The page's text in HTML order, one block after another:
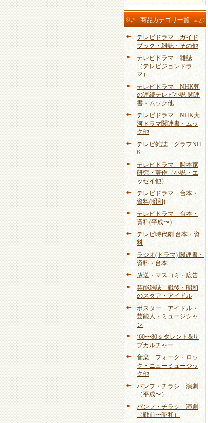
商品カテゴリ一覧
テレビドラマ ガイド
ブック・雑誌・その他
テレビドラマ 雑誌
（テレビジョンドラ
マ）
テレビドラマ NHK朝
の連続テレビ小説 関連
書・ムック他
テレビドラマ NHK大
河ドラマ関連書・ムッ
ク他
テレビ雑誌 グラフNH
K
テレビドラマ 脚本家
研究・著作（小説・エ
ッセイ他）
テレビドラマ 台本・
資料(昭和)
テレビドラマ 台本・
資料(平成〜)
テレビ時代劇 台本・資
料
ラジオ(ドラマ) 関連書・
資料・台本
放送・マスコミ・広告
芸能雑誌 戦後・昭和
のスタア・アイドル
ポスター アイドル・
芸能人・ミュージシャ
ン
‘60〜80ｓタレント&サ
ブカルチャー
音楽 フォーク・ロッ
ク・ニューミュージッ
ク他
パンフ・チラシ 演劇
（平成〜）
パンフ・チラシ 演劇
（戦前〜昭和）